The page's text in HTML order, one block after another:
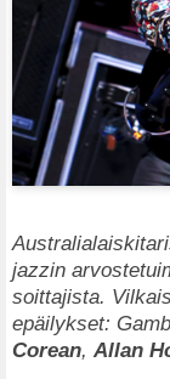
jazzin
soittajista.
epäilykset:
Corean, Allan